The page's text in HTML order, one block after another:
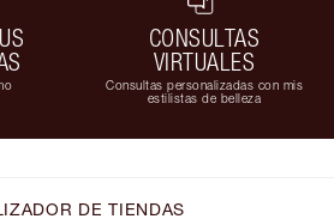
CONSULTAS
VIRTUALES
Consultas personalizadas con mis
estilistas de belleza
DE TIENDAS